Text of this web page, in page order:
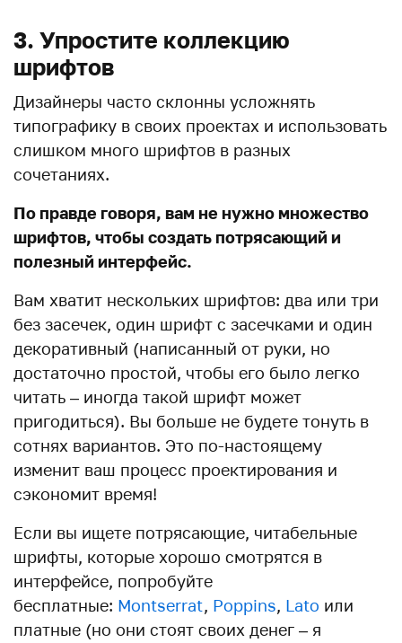
3. Упростите коллекцию
шрифтов
Дизайнеры часто склонны усложнять
типографику в своих проектах и ​​использовать
слишком много шрифтов в разных
сочетаниях.
По правде говоря, вам не нужно множество
шрифтов, чтобы создать потрясающий и
полезный интерфейс.
Вам хватит нескольких шрифтов: два или три
без засечек, один шрифт с засечками и один
декоративный (написанный от руки, но
достаточно простой, чтобы его было легко
читать – иногда такой шрифт может
пригодиться). Вы больше не будете тонуть в
сотнях вариантов. Это по-настоящему
изменит ваш процесс проектирования и
сэкономит время!
Если вы ищете потрясающие, читабельные
шрифты, которые хорошо смотрятся в
интерфейсе, попробуйте
бесплатные: Montserrat, Poppins, Lato или
платные (но они стоят своих денег – я